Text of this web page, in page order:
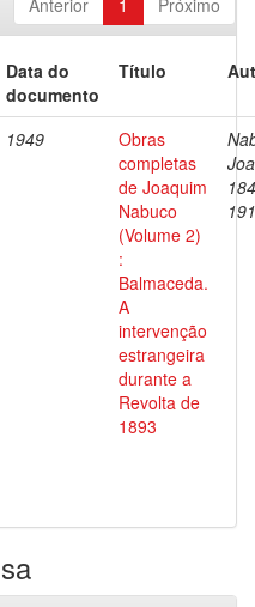
Anterior 1 Próximo
Data do
documento
Título
1949
Obras
completas
de Joaquim
Nabuco
(Volume 2)
:
Balmaceda.
A
intervenção
estrangeira
durante a
Revolta de
1893